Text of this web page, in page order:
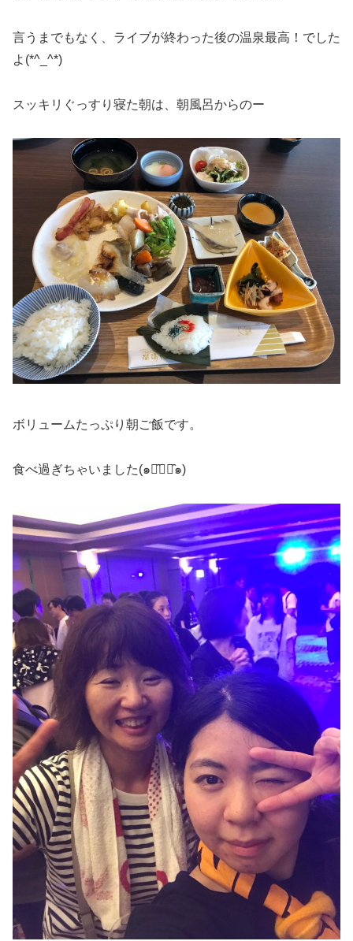
言うまでもなく、ライブが終わった後の温泉最高！でした
よ(*^_^*)
スッキリぐっすり寝た朝は、朝風呂からのー
ボリュームたっぷり朝ご飯です。
食べ過ぎちゃいました(๑･̑◡･̑๑)